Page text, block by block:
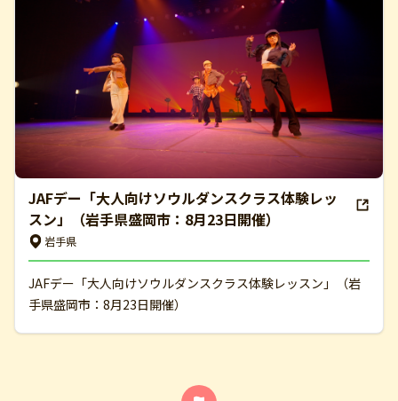
JAFデー「大人向けソウルダンスクラス体験レッ
スン」（岩手県盛岡市：8月23日開催）
岩手県
JAFデー「大人向けソウルダンスクラス体験レッスン」（岩
手県盛岡市：8月23日開催）